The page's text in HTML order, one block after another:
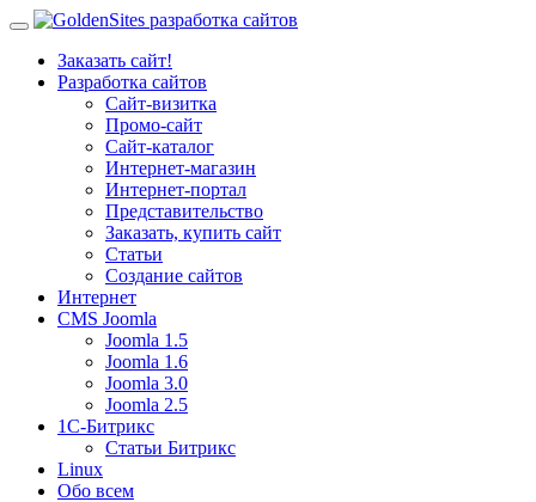
Заказать сайт!
Разработка сайтов
Сайт-визитка
Промо-сайт
Сайт-каталог
Интернет-магазин
Интернет-портал
Представительство
Заказать, купить сайт
Статьи
Создание сайтов
Интернет
CMS Joomla
Joomla 1.5
Joomla 1.6
Joomla 3.0
Joomla 2.5
1С-Битрикс
Статьи Битрикс
Linux
Обо всем